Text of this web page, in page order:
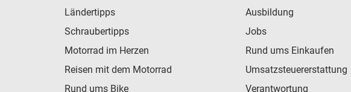
Ländertipps
Schraubertipps
Motorrad im Herzen
Reisen mit dem Motorrad
Rund ums Bike
Ausbildung
Jobs
Rund ums Einkaufen
Umsatzsteuererstattung
Verantwortung